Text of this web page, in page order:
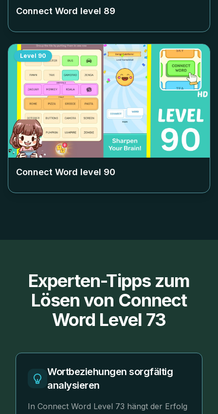
Connect Word level 89
Level 90
Connect Word level 90
Experten-Tipps zum
Lösen von Connect
Word Level 73
Wortbeziehungen sorgfältig
analysieren
In Connect Word Level 73 hängt der Erfolg